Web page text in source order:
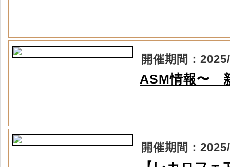
開催期間：
ASM情報〜
開催期間：